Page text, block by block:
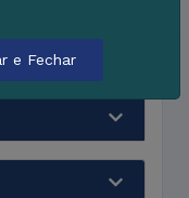
e Fechar